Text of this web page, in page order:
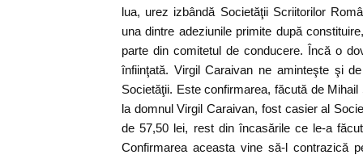
lua, urez izbândă Societăţii Scriitorilor
una dintre adeziunile primite după
parte din comitetul de conducere. Încă o
înfiinţată. Virgil Caraivan ne aminteşte şi
Societăţii. Este confirmarea, făcută de
la domnul Virgil Caraivan, fost casier al
de 57,50 lei, rest din încasările ce le-a
Confirmarea aceasta vine să-l contrazică